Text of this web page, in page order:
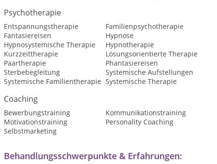
Psychotherapie
Entspannungstherapie
Familienpsychotherapie
Fantasiereisen
Hypnose
Hypnosystemische Therapie
Hypnotherapie
Kurzzeittherapie
Lösungsorientierte Therapie
Paartherapie
Phantasiereisen
Sterbebegleitung
Systemische Aufstellungen
Systemische Familientherapie Systemische Therapie
Coaching
Bewerbungstraining
Kommunikationstraining
Motivationstraining
Personality Coaching
Selbstmarketing
Behandlungsschwerpunkte & Erfahrungen: